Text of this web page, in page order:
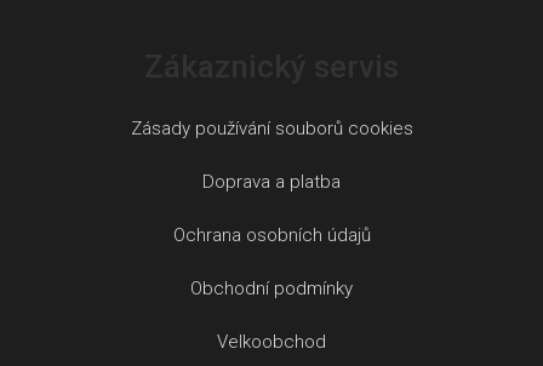
Zásady používání souborů cookies
Doprava a platba
Ochrana osobních údajů
Obchodní podmínky
Velkoobchod